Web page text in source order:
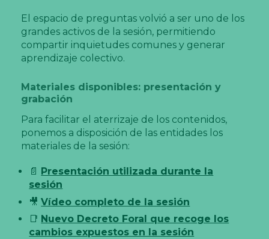
El espacio de preguntas volvió a ser uno de los
grandes activos de la sesión, permitiendo
compartir inquietudes comunes y generar
aprendizaje colectivo.
Materiales disponibles: presentación y
grabación
Para facilitar el aterrizaje de los contenidos,
ponemos a disposición de las entidades los
materiales de la sesión:
📄
Presentación utilizada durante la
sesión
🎥Vídeo completo de la sesión
📑 Nuevo Decreto Foral que recoge los
cambios expuestos en la sesión